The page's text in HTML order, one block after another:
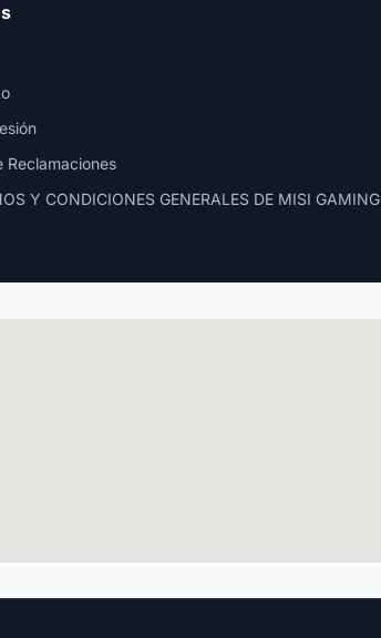
Reclamaciones
Y CONDICIONES GENERALES DE MISI GAMING